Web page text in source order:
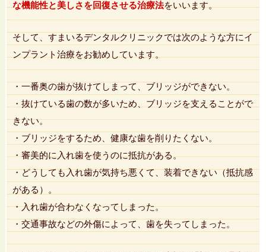
な機能性と美しさを回復させる治療法をいいます。
そして、すまいるデンタルクリニックでは次のような方にイ
ンプラント治療をお勧めしています。
・一番奥の歯が抜けてしまって、ブリッジができない。
・抜けている歯の数が多いため、ブリッジを支えることがで
きない。
・ブリッジをするため、健康な歯を削りたくない。
・審美的に入れ歯を使うのに抵抗がある。
・どうしても入れ歯が気持ち悪くて、装着できない（抵抗感
がある）。
・入れ歯が合わなくなってしまった。
・交通事故などの外傷によって、歯を失ってしまった。